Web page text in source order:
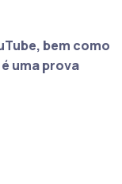
bem como
uma prova